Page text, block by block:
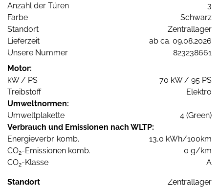
Anzahl der Türen
3
Farbe
Schwarz
Standort
Zentrallager
Lieferzeit
ab ca. 09.08.2026
Unsere Nummer
823238661
Motor:
kW / PS
70 kW / 95 PS
Treibstoff
Elektro
Umweltnormen:
Umweltplakette
4 (Green)
Verbrauch und Emissionen nach WLTP:
Energieverbr. komb.
13,0 kWh/100km
CO2-Emissionen komb.
0 g/km
CO2-Klasse A
Standort Zentrallager